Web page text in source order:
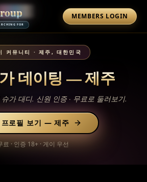
roup
FOR
MEMBERS LOGIN
커뮤니티 ·제주, 대한민국
데이팅 —제주
가 대디. 신원 인증 · 무료로 둘러보기.
로필 보기 —제주
료 · 인증 18+ · 게이 우선